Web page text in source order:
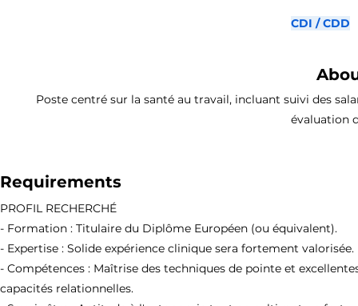
CDI / CDD
Poste centré sur la santé au travail, incluant suivi des
évaluation
Requirements
PROFIL RECHERCHÉ
- Formation : Titulaire du Diplôme Européen (ou équivalent).
- Expertise : Solide expérience clinique sera fortement valorisée.
- Compétences : Maîtrise des techniques de pointe et
capacités relationnelles.